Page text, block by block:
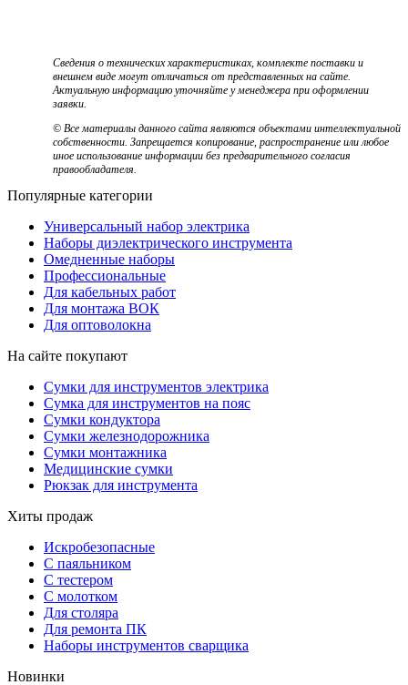
Сведения о технических характеристиках, комплекте поставки и
внешнем виде могут отличаться от представленных на сайте.
Актуальную информацию уточняйте у менеджера при оформлении
заявки.
© Все материалы данного сайта являются объектами интеллектуальной
собственности. Запрещается копирование, распространение или любое
иное использование информации без предварительного согласия
правообладателя.
Популярные категории
Универсальный набор электрика
Наборы диэлектрического инструмента
Омедненные наборы
Профессиональные
Для кабельных работ
Для монтажа ВОК
Для оптоволокна
На сайте покупают
Сумки для инструментов электрика
Сумка для инструментов на пояс
Сумки кондуктора
Сумки железнодорожника
Сумки монтажника
Медицинские сумки
Рюкзак для инструмента
Хиты продаж
Искробезопасные
С паяльником
С тестером
С молотком
Для столяра
Для ремонта ПК
Наборы инструментов сварщика
Новинки